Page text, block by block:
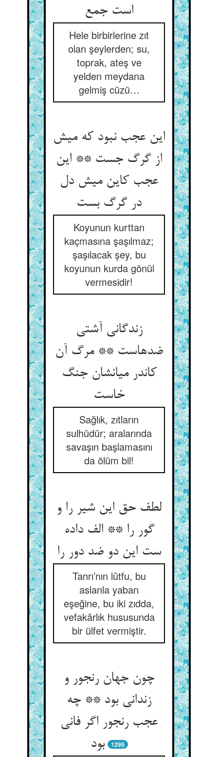
Hele birbirlerine zıt
olan şeylerden; su,
toprak, ateş ve
yelden meydana
gelmiş cüzü…
این عجب نبود که میش
از گرگ جست ** این
عجب کاین میش دل
Koyunun kurttan
kaçmasına şaşılmaz;
şaşılacak şey, bu
koyunun kurda gönül
vermesidir!
زندگانی آشتی
ضدهاست ** مرگ آن
کاندر میانشان جنگ
Sağlık, zıtların
sulhüdür; aralarında
savaşın başlamasını
da ölüm bil!
لطف حق این شیر را و
گور را ** الف داده
ست این دو ضد دور را
Tanrı’nın lûtfu, bu
aslanla yaban
eşeğine, bu iki zıdda,
vefakârlık hususunda
bir ülfet vermiştir.
چون جهان رنجور و
زندانی بود ** چه
عجب رنجور اگر فانی
بود
1295